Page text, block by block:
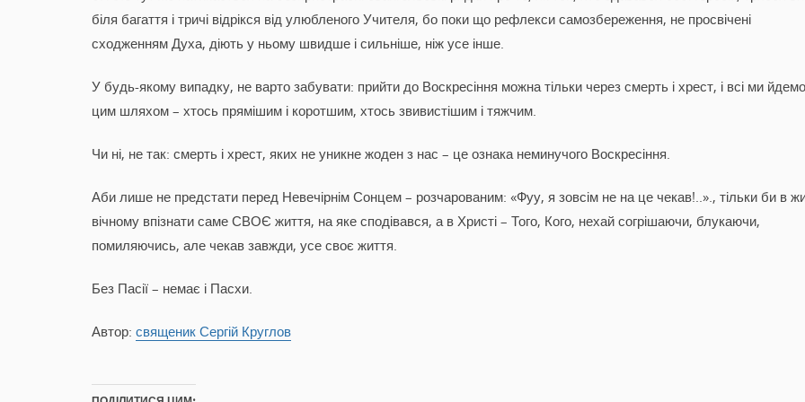
біля багаття і тричі відрікся від улюбленого Учителя, бо поки що рефлекси самозбереження, не просвічені
сходженням Духа, діють у ньому швидше і сильніше, ніж усе інше.
У будь-якому випадку, не варто забувати: прийти до Воскресіння можна тільки через смерть і хрест, і всі ми йдемо
цим шляхом – хтось прямішим і коротшим, хтось звивистішим і тяжчим.
Чи ні, не так: смерть і хрест, яких не уникне жоден з нас – це ознака неминучого Воскресіння.
Аби лише не предстати перед Невечірнім Сонцем – розчарованим: «Фуу, я зовсім не на це чекав!..»., тільки би в
вічному впізнати саме СВОЄ життя, на яке сподівався, а в Христі – Того, Кого, нехай согрішаючи, блукаючи,
помиляючись, але чекав завжди, усе своє життя.
Без Пасії – немає і Пасхи.
Автор: священик Сергій Круглов